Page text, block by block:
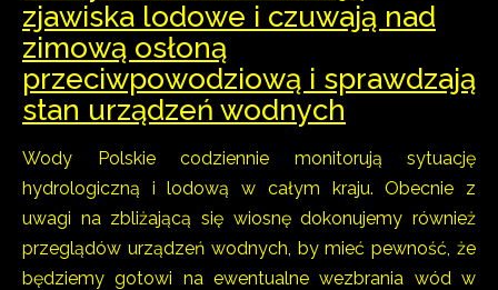
zjawiska lodowe i czuwają nad
zimową osłoną
przeciwpowodziową i sprawdzają
stan urządzeń wodnych
Wody Polskie codziennie monitorują sytuację
hydrologiczną i lodową w całym kraju. Obecnie z
uwagi na zbliżającą się wiosnę dokonujemy również
przeglądów urządzeń wodnych, by mieć pewność, że
będziemy gotowi na ewentualne wezbrania wód w